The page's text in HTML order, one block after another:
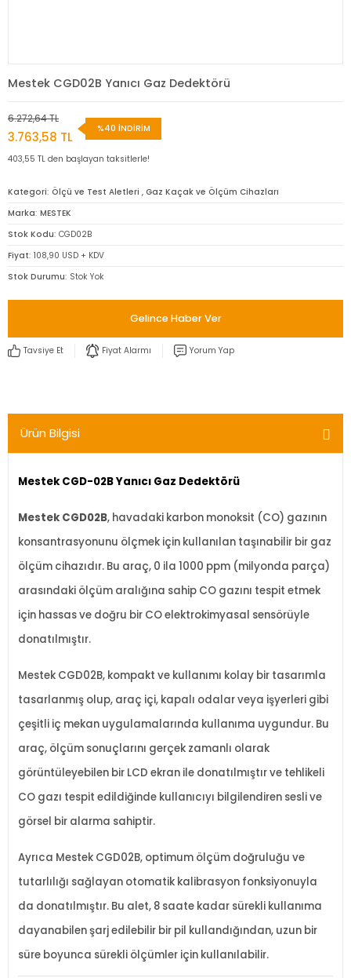
Mestek CGD02B Yanıcı Gaz Dedektörü
6.272,64 TL
3.763,58 TL
%40 İNDİRİM
403,55 TL den başlayan taksitlerle!
Kategori Ölçü ve Test Aletleri , Gaz Kaçak ve Ölçüm Cihazları
Marka MESTEK
Stok Kodu CGD02B
Fiyat 108,90 USD + KDV
Stok Durumu Stok Yok
Gelince Haber Ver
Tavsiye Et Fiyat Alarmı Yorum Yap
Ürün Bilgisi
MestekCGD-02B Yanıcı Gaz Dedektörü
Mestek CGD02B, havadaki karbon monoksit (CO) gazının
konsantrasyonunu ölçmek için kullanılan taşınabilir bir gaz
ölçüm cihazıdır. Bu araç, 0 ila 1000 ppm (milyonda parça)
arasındaki ölçüm aralığına sahip CO gazını tespit etmek
için hassas ve doğru bir CO elektrokimyasal sensörüyle
donatılmıştır.
Mestek CGD02B, kompakt ve kullanımı kolay bir tasarımla
tasarlanmış olup, araç içi, kapalı odalar veya işyerleri gibi
çeşitli iç mekan uygulamalarında kullanıma uygundur. Bu
araç, ölçüm sonuçlarını gerçek zamanlı olarak
görüntüleyebilen bir LCD ekran ile donatılmıştır ve tehlikeli
CO gazı tespit edildiğinde kullanıcıyı bilgilendiren sesli ve
görsel bir alarma sahiptir.
Ayrıca Mestek CGD02B, optimum ölçüm doğruluğu ve
tutarlılığı sağlayan otomatik kalibrasyon fonksiyonuyla
da donatılmıştır. Bu alet, 8 saate kadar sürekli kullanıma
dayanabilen şarj edilebilir bir pil kullandığından, uzun bir
süre boyunca sürekli ölçümler için kullanılabilir.